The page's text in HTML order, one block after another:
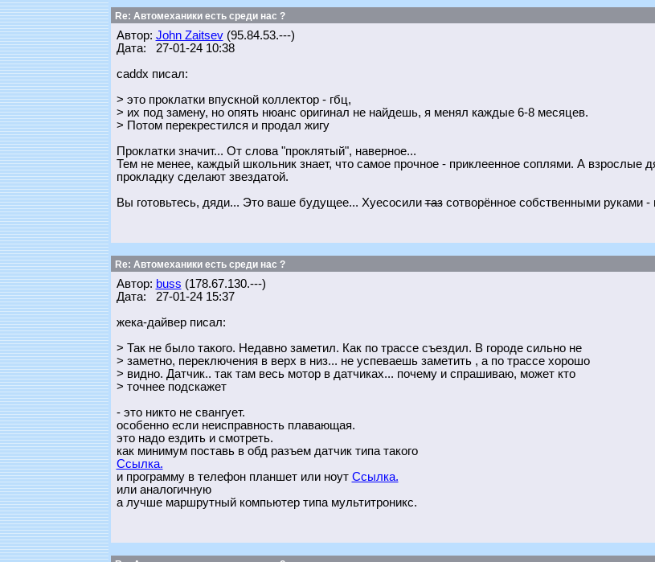
Re: Автомеханики есть среди нас ?
Автор: John Zaitsev(95.84.53.---)
Дата: 27-01-24 10:38
caddx писал:
> это проклатки впускной коллектор - гбц,
> их под замену, но опять нюанс оригинал не найдешь, я менял каждые 6-8 месяцев.
> Потом перекрестился и продал жигу
Проклатки значит... От слова "проклятый", наверное...
Тем не менее, каждый школьник знает, что самое прочное - приклеенное соплями. А взрослые
прокладку сделают звездатой.
Вы готовьтесь, дяди... Это ваше будущее... Хуесосилитазсотворённое собственными руками
Re: Автомеханики есть среди нас ?
Автор: buss (178.67.130.---)
Дата: 27-01-24 15:37
жека-дайвер писал:
> Так не было такого. Недавно заметил. Как по трассе съездил. В городе сильно не
> заметно, переключения в верх в низ... не успеваешь заметить , а по трассе хорошо
> видно. Датчик.. так там весь мотор в датчиках... почему и спрашиваю, может кто
> точнее подскажет
- это никто не свангует.
особенно если неисправность плавающая.
это надо ездить и смотреть.
как минимум поставь в обд разъем датчик типа такого
Ссылка.
и программу в телефон планшет или ноут Ссылка.
или аналогичную
а лучше маршрутный компьютер типа мультитроникс.